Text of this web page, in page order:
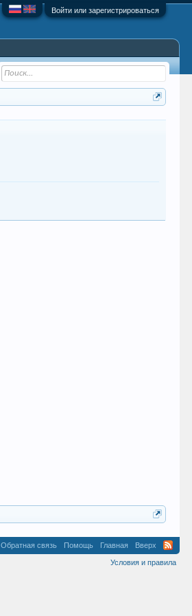
Войти или зарегистрироваться
Обратная связь Помощь Главная Вверх
Условия и правила